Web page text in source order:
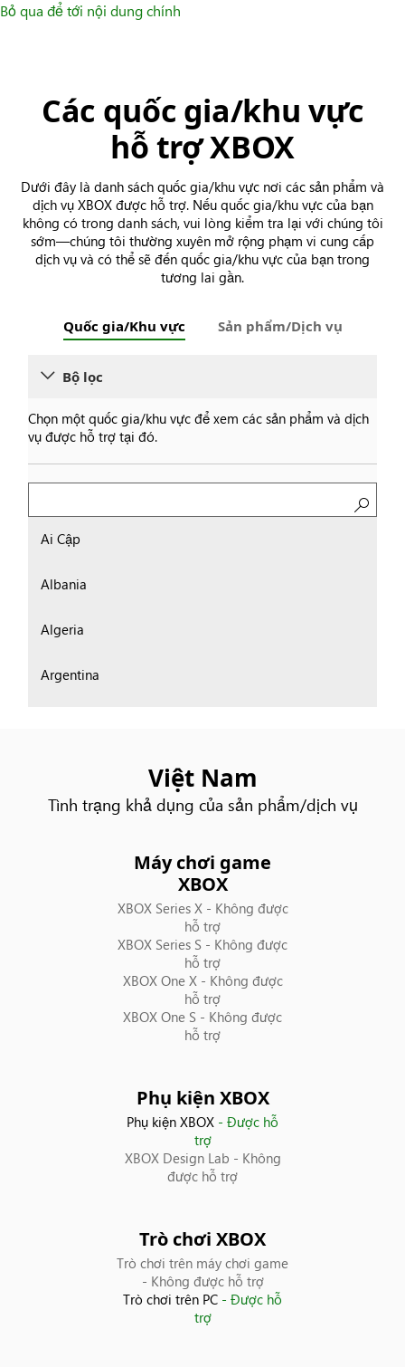
Bỏ qua để tới nội dung chính
Các quốc gia/khu vực
hỗ trợ XBOX
Dưới đây là danh sách quốc gia/khu vực nơi các sản phẩm và
dịch vụ XBOX được hỗ trợ. Nếu quốc gia/khu vực của bạn
không có trong danh sách, vui lòng kiểm tra lại với chúng tôi
sớm—chúng tôi thường xuyên mở rộng phạm vi cung cấp
dịch vụ và có thể sẽ đến quốc gia/khu vực của bạn trong
tương lai gần.
Quốc gia/Khu vực Sản phẩm/Dịch vụ
Bộ lọc
Chọn một quốc gia/khu vực để xem các sản phẩm và dịch
vụ được hỗ trợ tại đó.
Ai Cập
Albania
Algeria
Argentina
Bolivia
Bosnia và Herzegovina
Việt Nam
Tình trạng khả dụng của sản phẩm/dịch vụ
Máy chơi game
XBOX
XBOX Series X- Không được
hỗ trợ
XBOX Series S - Không được
hỗ trợ
XBOX One X- Không được
hỗ trợ
XBOX One S - Không được
hỗ trợ
Phụ kiện XBOX
Phụ kiện XBOX - Được hỗ
trợ
XBOX Design Lab - Không
được hỗ trợ
Trò chơi XBOX
Trò chơi trên máy chơi game
- Không được hỗ trợ
Trò chơi trên PC - Được hỗ
trợ